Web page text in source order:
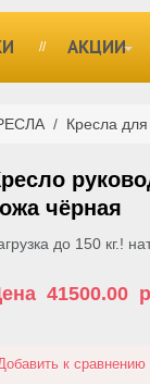
АКЦИИ
/ Кресла
чёрная
до 150 кг.!
41500.00
к сравнению